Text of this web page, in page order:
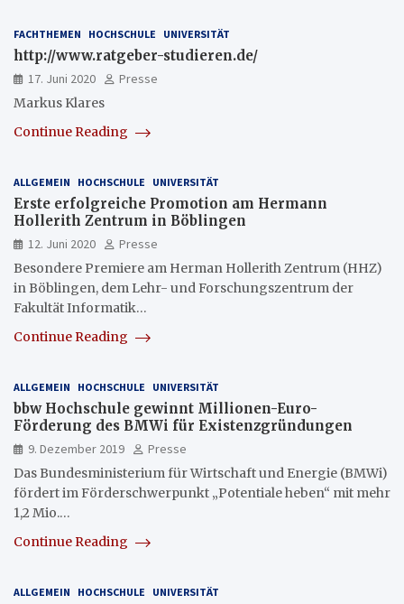
FACHTHEMEN HOCHSCHULE UNIVERSITÄT
http://www.ratgeber-studieren.de/
17. Juni 2020
Presse
Markus Klares
Continue Reading
ALLGEMEIN HOCHSCHULE UNIVERSITÄT
Erste erfolgreiche Promotion am Hermann
Hollerith Zentrum in Böblingen
12. Juni 2020
Presse
Besondere Premiere am Herman Hollerith Zentrum (HHZ)
in Böblingen, dem Lehr- und Forschungszentrum der
Fakultät Informatik…
Continue Reading
ALLGEMEIN HOCHSCHULE UNIVERSITÄT
bbw Hochschule gewinnt Millionen-Euro-
Förderung des BMWi für Existenzgründungen
9. Dezember 2019
Presse
Das Bundesministerium für Wirtschaft und Energie (BMWi)
fördert im Förderschwerpunkt „Potentiale heben“ mit mehr
1,2 Mio.…
Continue Reading
ALLGEMEIN HOCHSCHULE UNIVERSITÄT